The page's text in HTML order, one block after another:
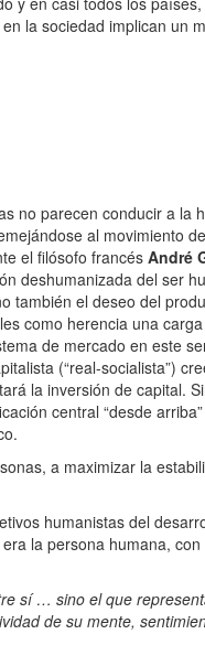
la sociedad implican un
no parecen conducir a la
al movimiento
el filósofo francés André
deshumanizada del ser
también el deseo del
como herencia una
de mercado en este
(“real-socialista”)
la inversión de capital.
central “desde
a maximizar la
humanistas del
la persona humana, con
sí … sino el que
de su mente,